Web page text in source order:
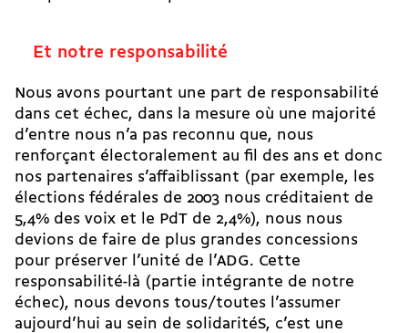
Et notre responsabilité
Nous avons pourtant une part de responsabilité
dans cet échec, dans la mesure où une majorité
d’entre nous n’a pas reconnu que, nous
renforçant électoralement au fil des ans et donc
nos partenaires s’affaiblissant (par exemple, les
élections fédérales de 2003 nous créditaient de
5,4% des voix et le PdT de 2,4%), nous nous
devions de faire de plus grandes concessions
pour préserver l’unité de l’ADG. Cette
responsabilité-là (partie intégrante de notre
échec), nous devons tous/toutes l’assumer
aujourd’hui au sein de solidaritéS, c’est une